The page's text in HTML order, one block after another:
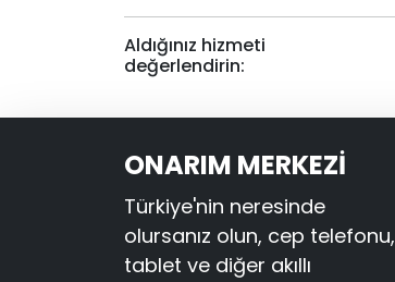
Aldığınız hizmeti
değerlendirin:
ONARIM MERKEZİ
Türkiye'nin neresinde
olursanız olun, cep telefonu,
tablet ve diğer akıllı